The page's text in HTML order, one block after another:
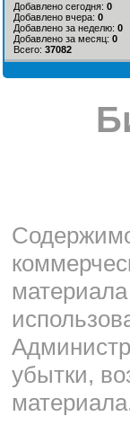
Добавлено сегодня: 0
Добавлено вчера: 0
Добавлено за неделю: 0
Добавлено за месяц: 0
Всего: 37082
убытки,